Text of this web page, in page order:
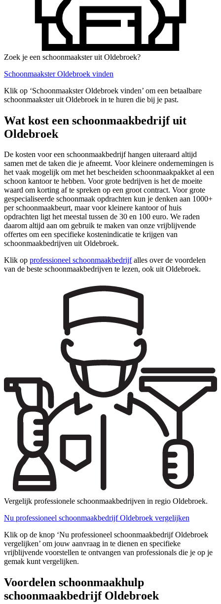
Zoek je een schoonmaakster uit Oldebroek?
Schoonmaakster Oldebroek vinden
Klik op ‘Schoonmaakster Oldebroek vinden’ om een betaalbare
schoonmaakster uit Oldebroek in te huren die bij je past.
Wat kost een schoonmaakbedrijf uit
Oldebroek
De kosten voor een schoonmaakbedrijf hangen uiteraard altijd
samen met de taken die je afneemt. Voor kleinere ondernemingen is
het vaak mogelijk om met het bescheiden schoonmaakpakket al een
schoon kantoor te hebben. Voor grote bedrijven is het de moeite
waard om korting af te spreken op een groot contract. Voor grote
gespecialiseerde schoonmaak opdrachten kun je denken aan 1000+
per schoonmaakbeurt, maar voor kleinere kantoor of huis
opdrachten ligt het meestal tussen de 30 en 100 euro. We raden
daarom altijd aan om gebruik te maken van onze vrijblijvende
offertes om een specifieke kostenindicatie te krijgen van
schoonmaakbedrijven uit Oldebroek.
Klik op professioneel schoonmaakbedrijfalles over de voordelen
van de beste schoonmaakbedrijven te lezen, ook uit Oldebroek.
Vergelijk professionele schoonmaakbedrijven in regio Oldebroek.
Nu professioneel schoonmaakbedrijf Oldebroek vergelijken
Klik op de knop ‘Nu professioneel schoonmaakbedrijf Oldebroek
vergelijken’ om jouw aanvraag in te dienen en specifieke
vrijblijvende voorstellen te ontvangen van professionals die je op je
gemak kunt vergelijken.
Voordelen schoonmaakhulp
schoonmaakbedrijf Oldebroek